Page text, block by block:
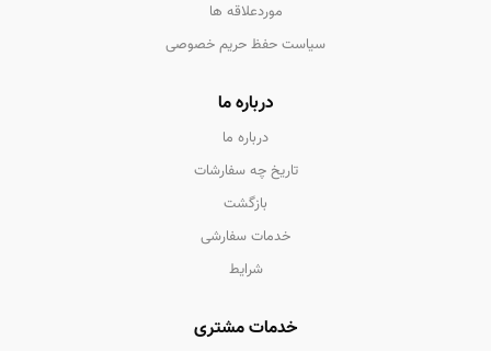
موردعلاقه ها
سیاست حفظ حریم خصوصی
درباره ما
درباره ما
تاریخ چه سفارشات
بازگشت
خدمات سفارشی
شرایط
خدمات مشتری